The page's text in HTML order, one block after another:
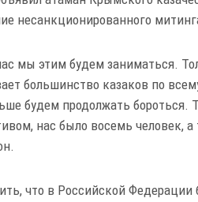
несанкционированного
мы этим будем заниматься.
большинство казаков по
будем продолжать бороться.
нас было восемь человек, а
что в Российской Федерации